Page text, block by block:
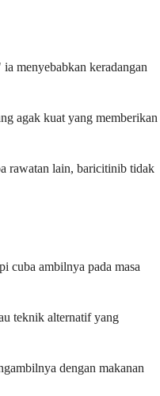
menyebabkan keradangan
agak kuat yang memberikan
rawatan lain, baricitinib tidak
cuba ambilnya pada masa
teknik alternatif yang
dengan makanan